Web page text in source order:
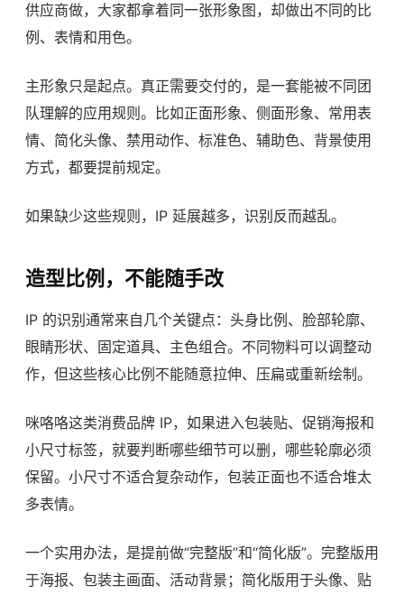
供应商做，大家都拿着同一张形象图，却做出不同的比
例、表情和用色。
主形象只是起点。真正需要交付的，是一套能被不同团
队理解的应用规则。比如正面形象、侧面形象、常用表
情、简化头像、禁用动作、标准色、辅助色、背景使用
方式，都要提前规定。
如果缺少这些规则，IP 延展越多，识别反而越乱。
造型比例，不能随手改
IP 的识别通常来自几个关键点：头身比例、脸部轮廓、
眼睛形状、固定道具、主色组合。不同物料可以调整动
作，但这些核心比例不能随意拉伸、压扁或重新绘制。
咪咯咯这类消费品牌 IP，如果进入包装贴、促销海报和
小尺寸标签，就要判断哪些细节可以删，哪些轮廓必须
保留。小尺寸不适合复杂动作，包装正面也不适合堆太
多表情。
一个实用办法，是提前做“完整版”和“简化版”。完整版用
于海报、包装主画面、活动背景；简化版用于头像、贴